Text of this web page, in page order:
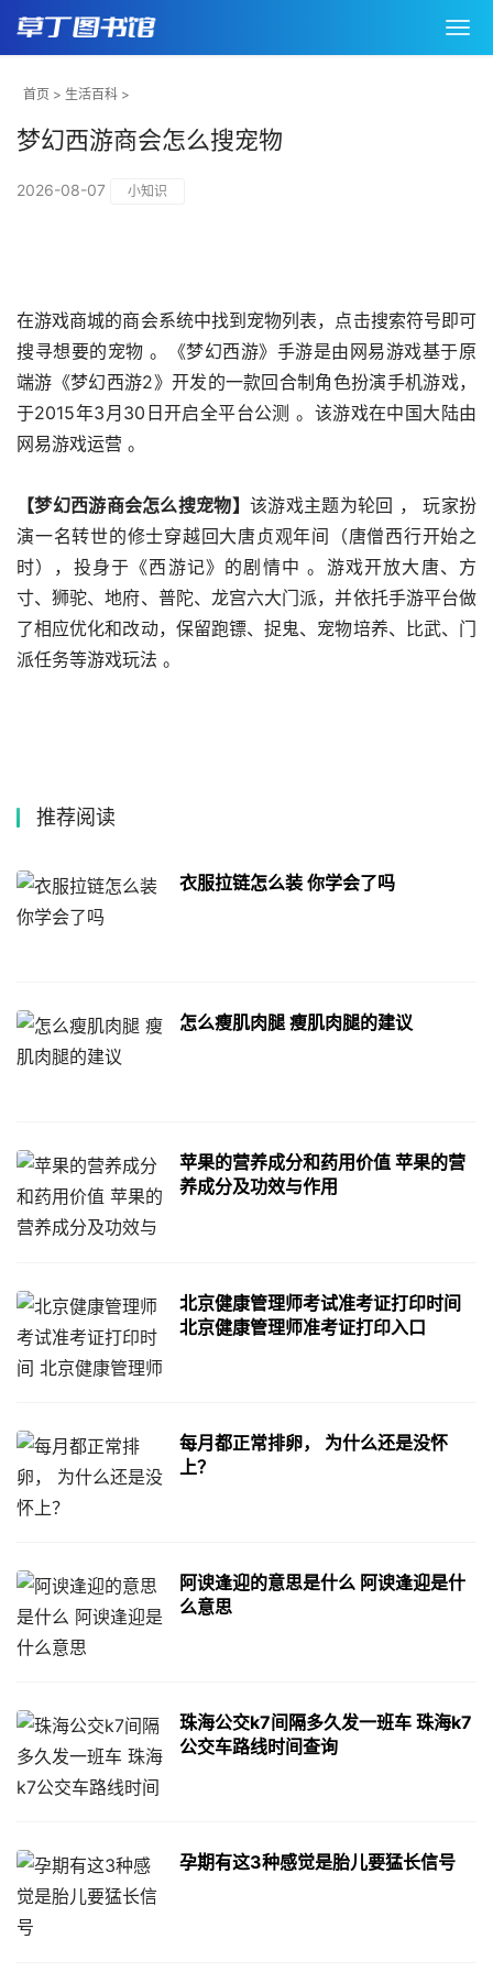
首页 > 生活百科 >
梦幻西游商会怎么搜宠物
2026-08-07 小知识
在游戏商城的商会系统中找到宠物列表，点击搜索符号即可
搜寻想要的宠物 。《梦幻西游》手游是由网易游戏基于原
端游《梦幻西游2》开发的一款回合制角色扮演手机游戏，
于2015年3月30日开启全平台公测 。该游戏在中国大陆由
网易游戏运营 。
【梦幻西游商会怎么搜宠物】 该游戏主题为轮回 ， 玩家扮
演一名转世的修士穿越回大唐贞观年间（唐僧西行开始之
时），投身于《西游记》的剧情中 。游戏开放大唐、方
寸、狮驼、地府、普陀、龙宫六大门派，并依托手游平台做
了相应优化和改动，保留跑镖、捉鬼、宠物培养、比武、门
派任务等游戏玩法 。
推荐阅读
衣服拉链怎么装 你学会了吗
怎么瘦肌肉腿 瘦肌肉腿的建议
苹果的营养成分和药用价值 苹果的营
养成分及功效与作用
北京健康管理师考试准考证打印时间
北京健康管理师准考证打印入口
每月都正常排卵， 为什么还是没怀
上？
阿谀逢迎的意思是什么 阿谀逢迎是什
么意思
珠海公交k7间隔多久发一班车 珠海k7
公交车路线时间查询
孕期有这3种感觉是胎儿要猛长信号